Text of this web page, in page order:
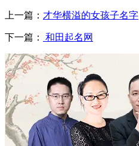
上一篇： 才华横溢的女孩子名字
下一篇： 和田起名网